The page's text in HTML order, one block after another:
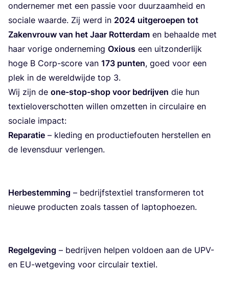
onder­ne­mer met een pas­sie voor duur­zaam­heid en
soci­a­le waar­de. Zij werd in 2024 uit­ge­roe­pen tot
Zaken­vrouw van het Jaar Rot­ter­dam en behaal­de met
haar vori­ge onder­ne­ming Oxi­ous een uit­zon­der­lijk
hoge B Corp-sco­re van 173 pun­ten, goed voor een
plek in de wereld­wij­de top 3.
Wij zijn de one-stop-shop voor bedrij­ven die hun
tex­tiel­over­schot­ten wil­len omzet­ten in cir­cu­lai­re en
soci­a­le impact:
Repa­ra­tie – kle­ding en pro­duc­tie­fou­ten her­stel­len en
de levens­duur ver­len­gen.
Her­be­stem­ming – bedrijfst­ex­tiel trans­for­me­ren tot
nieu­we pro­duc­ten zoals tas­sen of lap­top­hoe­zen.
Regel­ge­ving – bedrij­ven hel­pen vol­doen aan de UPV-
en EU-wet­ge­ving voor cir­cu­lair tex­tiel.